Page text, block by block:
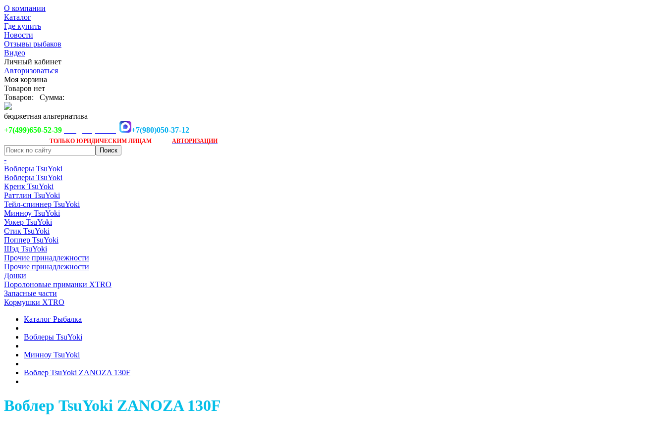
О компании
Каталог
Где купить
Новости
Отзывы рыбаков
Видео
Личный кабинет
Авторизоваться
Моя корзина
Товаров нет
Товаров:
Сумма:
бюджетная альтернатива
+7(499)650-52-39
+7(980)050-37-12
ТОЛЬКО ЮРИДИЧЕСКИМ ЛИЦАМ АВТОРИЗАЦИИ
-
Воблеры TsuYoki
Воблеры TsuYoki
Кренк TsuYoki
Раттлин TsuYoki
Тейл-спиннер TsuYoki
Минноу TsuYoki
Уокер TsuYoki
Стик TsuYoki
Поппер TsuYoki
Шэд TsuYoki
Прочие принадлежности
Прочие принадлежности
Донки
Поролоновые приманки XTRO
Запасные части
Кормушки XTRO
Каталог Рыбалка
Воблеры TsuYoki
Минноу TsuYoki
Воблер TsuYoki ZANOZA 130F
Воблер TsuYoki ZANOZA 130F